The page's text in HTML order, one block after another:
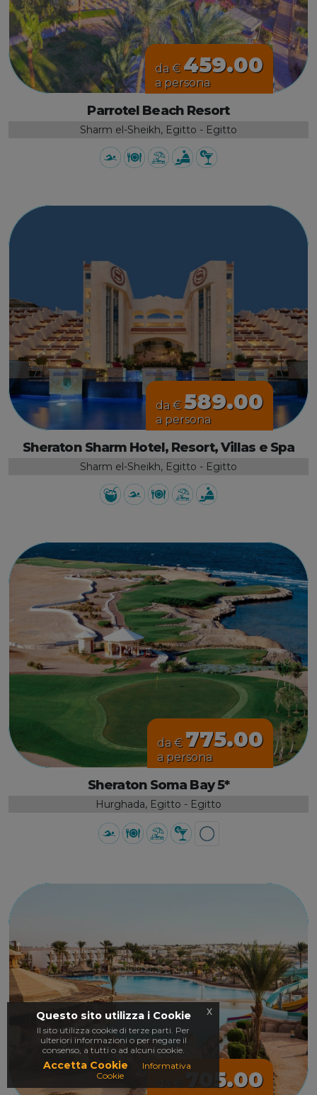
da € 459.00
a persona
Parrotel Beach Resort
Sharm el-Sheikh, Egitto - Egitto
da €589.00
a persona
Sheraton Sharm Hotel, Resort, Villas e Spa
Sharm el-Sheikh, Egitto - Egitto
da € 775.00
a persona
Sheraton Soma Bay 5*
Hurghada, Egitto - Egitto
705.00
Questo sito utilizza i Cookie
Il sito utilizza cookie di terze parti. Per
ulteriori informazioni o per negare il
consenso, a tutti o ad alcuni cookie.
Accetta Cookie
Informativa
Cookie
x